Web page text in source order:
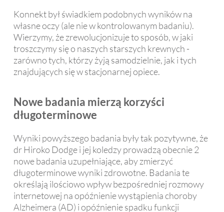
Konnekt był świadkiem podobnych wyników na
własne oczy (ale nie w kontrolowanym badaniu).
Wierzymy, że zrewolucjonizuje to sposób, w jaki
troszczymy się o naszych starszych krewnych -
zarówno tych, którzy żyją samodzielnie, jak i tych
znajdujących się w stacjonarnej opiece.
Nowe badania mierzą korzyści
długoterminowe
Wyniki powyższego badania były tak pozytywne, że
dr Hiroko Dodge i jej koledzy prowadzą obecnie 2
nowe badania uzupełniające, aby zmierzyć
długoterminowe wyniki zdrowotne. Badania te
określają ilościowo wpływ bezpośredniej rozmowy
internetowej na opóźnienie wystąpienia choroby
Alzheimera (AD) i opóźnienie spadku funkcji